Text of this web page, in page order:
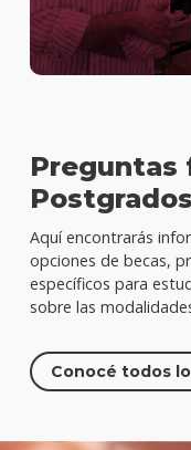
Preguntas
Aquí encontrarás
opciones de becas,
específicos para
sobre las
Conocé todos